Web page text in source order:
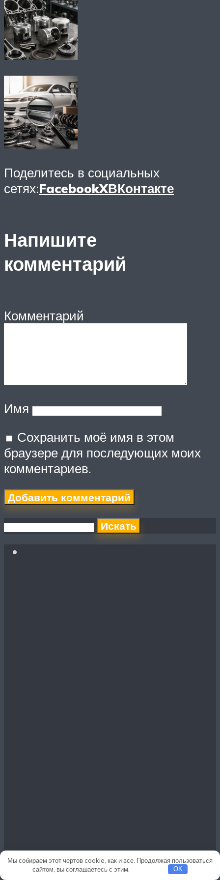
Поделитесь в социальных
сетях:FacebookXВКонтакте
Напишите
комментарий
Комментарий
Имя
Сохранить моё имя в этом
браузере для последующих моих
комментариев.
Искать
Мы собираем этот чертов cookie, как и все. Продолжая пользоваться
сайтом, вы соглашаетесь с этим.
OK